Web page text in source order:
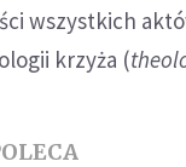
wszystkich
krzyża (